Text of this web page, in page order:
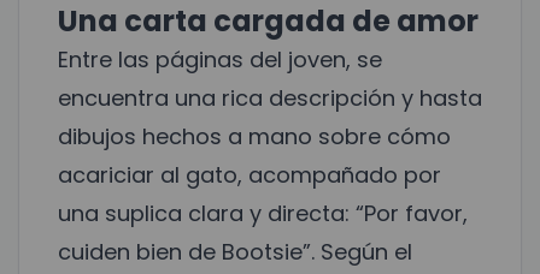
Una carta cargada de amor
Entre las páginas del joven, se
encuentra una rica descripción y hasta
dibujos hechos a mano sobre cómo
acariciar al gato, acompañado por
una suplica clara y directa: “Por favor,
cuiden bien de Bootsie”. Según el